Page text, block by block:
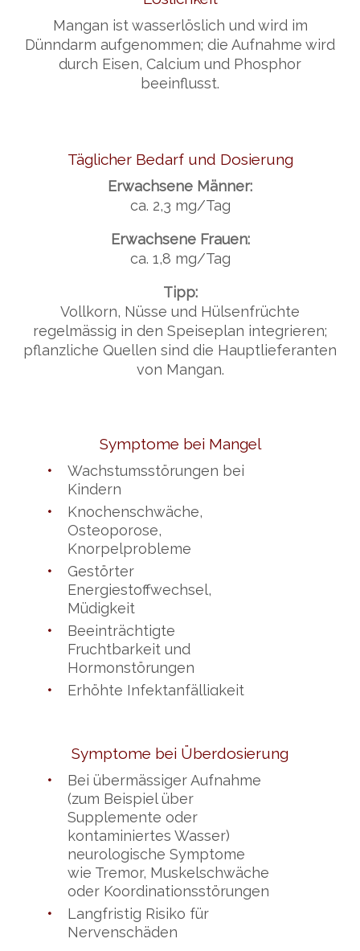
Mangan ist wasserlöslich und wird im
Dünndarm aufgenommen; die Aufnahme wird
durch Eisen, Calcium und Phosphor
beeinflusst.
Täglicher Bedarf und Dosierung
Erwachsene Männer:
ca. 2,3 mg/Tag
Erwachsene Frauen:
ca. 1,8 mg/Tag
Tipp:
Vollkorn, Nüsse und Hülsenfrüchte
regelmässig in den Speiseplan integrieren;
pflanzliche Quellen sind die Hauptlieferanten
von Mangan.
Symptome bei Mangel
•
Wachstumsstörungen bei
Kindern
•
Knochenschwäche,
Osteoporose,
Knorpelprobleme
•
Gestörter
Energiestoffwechsel,
Müdigkeit
•
Beeinträchtigte
Fruchtbarkeit und
Hormonstörungen
•
Erhöhte Infektanfälligkeit
Symptome bei Überdosierung
•
Bei übermässiger Aufnahme
(zum Beispiel über
Supplemente oder
kontaminiertes Wasser)
neurologische Symptome
wie Tremor, Muskelschwäche
oder Koordinationsstörungen
•
Langfristig Risiko für
Nervenschäden